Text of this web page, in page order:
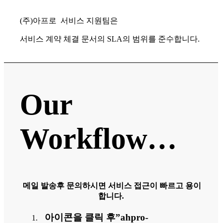
(주)아프로 서비스 지원팀은
서비스 계약 체결 문서의 SLA의 범위를 준수합니다.
Our
Workflow…
메일 발송후 문의하시면 서비스 접근이 빠르고 용이
합니다.
아이콘을 클릭 후”ahpro-